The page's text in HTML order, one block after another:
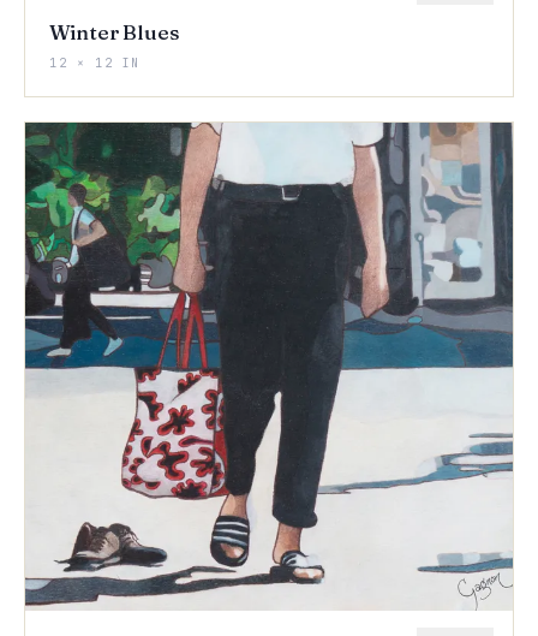
Winter Blues
12 × 12 IN